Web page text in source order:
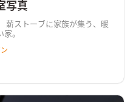
写真
薪ストーブに家族が集う、暖
。